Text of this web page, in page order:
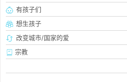
有孩子们
想生孩子
改变城市/国家的爱
宗教